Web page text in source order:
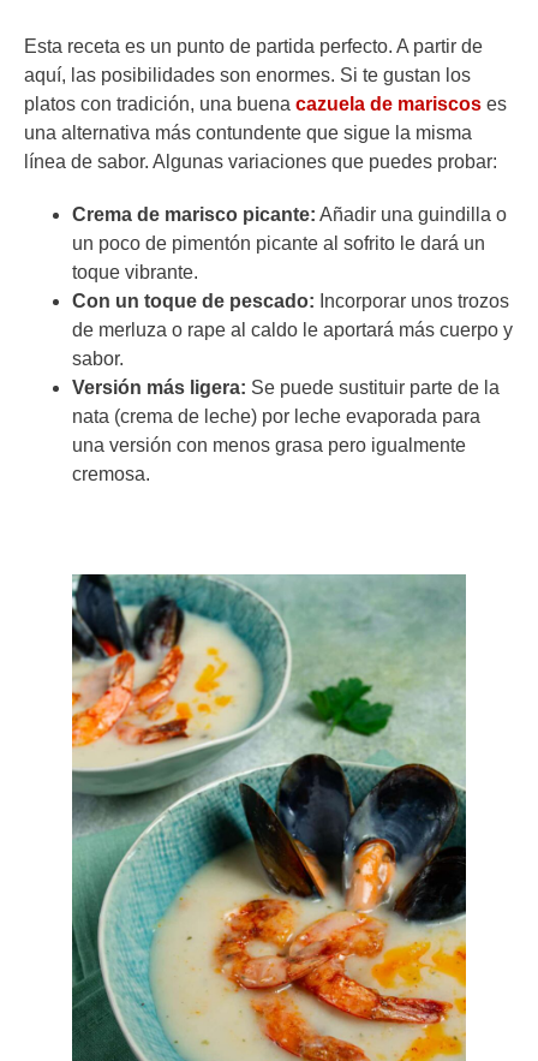
Esta receta es un punto de partida perfecto. A partir de
aquí, las posibilidades son enormes. Si te gustan los
platos con tradición, una buena cazuela de mariscos es
una alternativa más contundente que sigue la misma
línea de sabor. Algunas variaciones que puedes probar:
Crema de marisco picante: Añadir una guindilla o
un poco de pimentón picante al sofrito le dará un
toque vibrante.
Con un toque de pescado: Incorporar unos trozos
de merluza o rape al caldo le aportará más cuerpo y
sabor.
Versión más ligera: Se puede sustituir parte de la
nata (crema de leche) por leche evaporada para
una versión con menos grasa pero igualmente
cremosa.